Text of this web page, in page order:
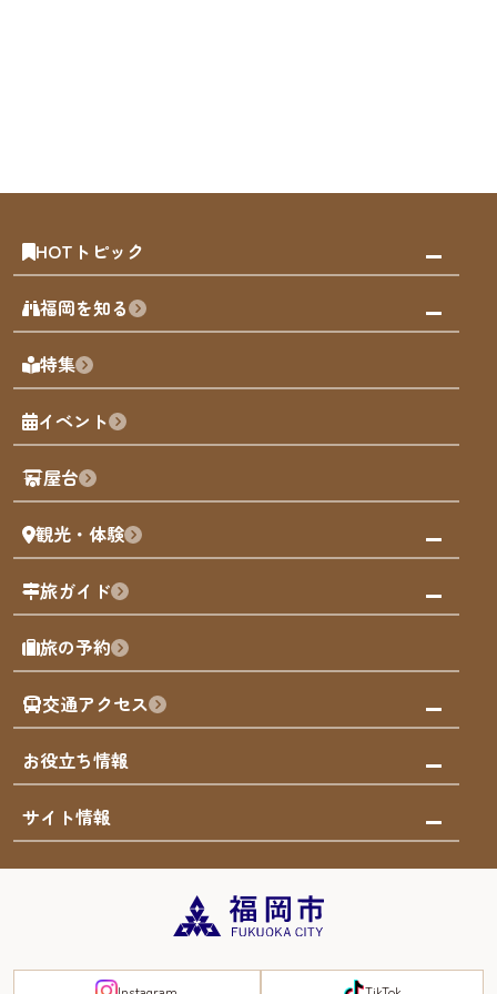
HOTトピック
みんなの旅行記
天神エリア
博多旧市街
福岡城
歴史・文化
福岡を知る
福岡の見どころ
福岡の魅力
観光カレンダー
観光PR動画
まち歩き
福岡グルメ
福岡を楽しむ
福岡のアート
福岡のナイトタイム
福岡の歴史・文化
サステナブルツーリズム
福岡検定
よかなび音声ガイド
博多旧市街
特集
イベント
屋台
観光・体験
観る・遊ぶ
屋台
買う
体験
泊まる
旅ガイド
モデルコース
AIおまかせコース
オリジナルプラン
みんなの旅行記
旅の予約
交通アクセス
市内交通ガイド
お得なチケット
お役立ち情報
お知らせ
災害情報
サイト情報
まち歩き・体験プログラム掲載申込